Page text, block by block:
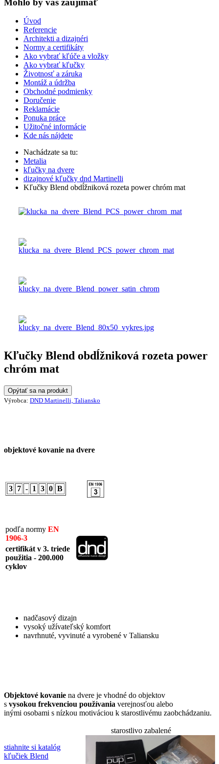
Mohlo by vas zaujímať
Úvod
Referencie
Architekti a dizajnéri
Normy a certifikáty
Ako vybrať kľúče a vložky
Ako vybrať kľučky
Životnosť a záruka
Montáž a údržba
Obchodné podmienky
Doručenie
Reklamácie
Ponuka práce
Užitočné informácie
Kde nás nájdete
Nachádzate sa tu:
Metalia
kľučky na dvere
dizajnové kľučky dnd Martinelli
Kľučky Blend obdĺžniková rozeta power chróm mat
Kľučky Blend obdĺžniková rozeta power
chróm mat
Opýtať sa na produkt
Výrobca: DND Martinelli, Taliansko
objektové kovanie na dvere
3 7 - 1 3 0 B
podľa normy EN
1906-3
certifikát v 3. triede
použitia - 200.000
cyklov
nadčasový dizajn
vysoký užívateľský komfort
navrhnuté, vyvinuté a vyrobené v Taliansku
Objektové kovanie na dvere je vhodné do objektov
s vysokou frekvenciou používania verejnosťou alebo
inými osobami s nízkou motiváciou k starostlivému zaobchádzaniu.
starostlivo zabalené
stiahnite si katalóg
kľučiek Blend